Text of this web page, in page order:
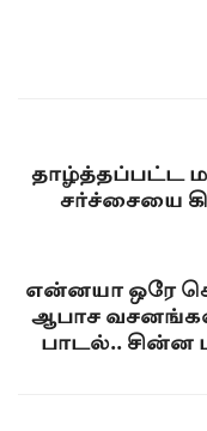
தாழ்த்தப்பட்ட
சர்ச்சையை
என்னயா ஒரே
ஆபாச வசனங்கள்
பாடல்.. சின்ன